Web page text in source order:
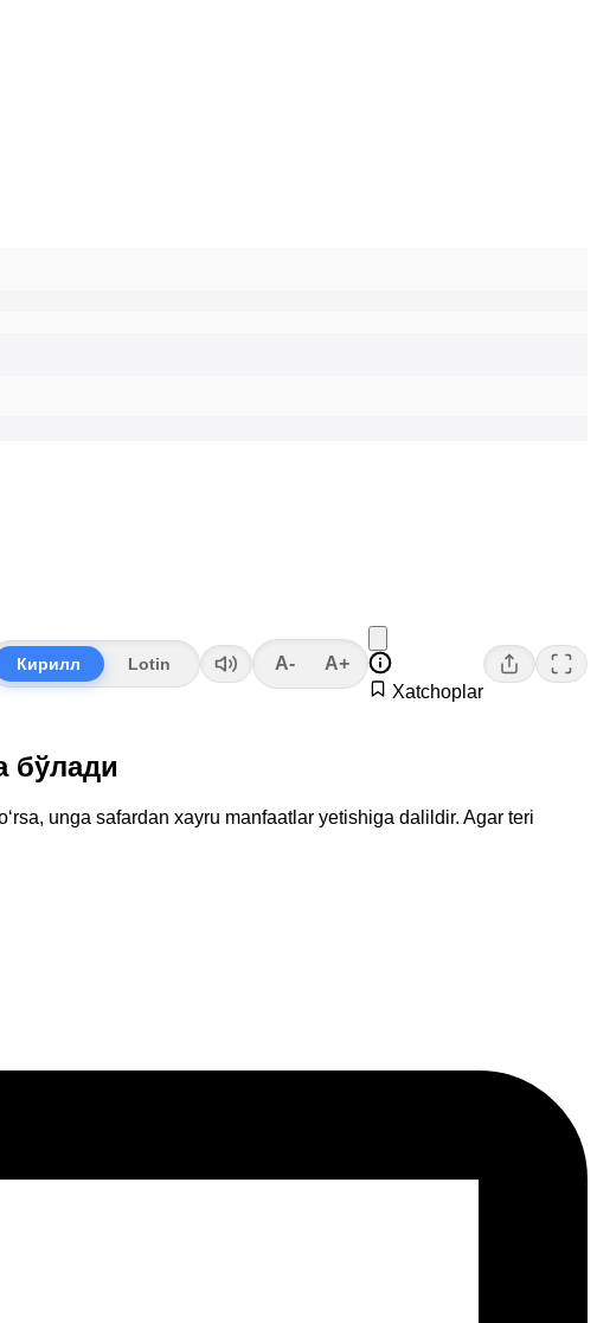
Кирилл Lotin A-
A+
Xatchoplar
бўлади
unga safardan xayru manfaatlar yetishiga dalildir. Agar teri